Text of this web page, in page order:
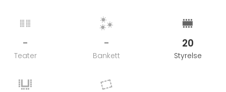
-
Teater
-
Bankett
20
Styrelse